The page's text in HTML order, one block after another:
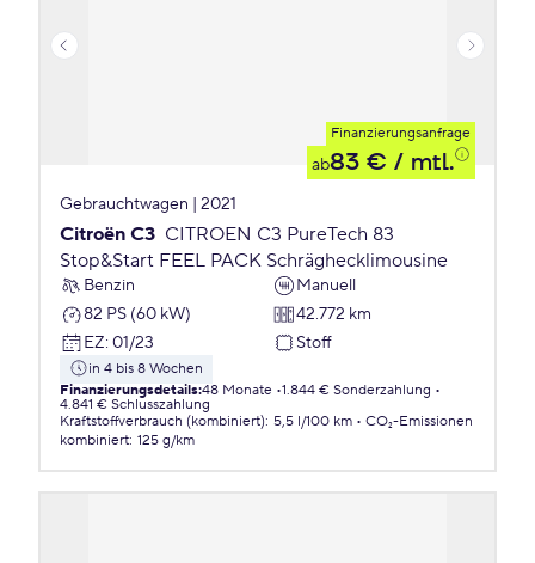
Finanzierungsanfrage
ab83 € / mtl.
Gebrauchtwagen | 2021
Citroën C3 CITROEN C3 PureTech 83
Stop&Start FEEL PACK Schräghecklimousine
Benzin
Manuell
82 PS (60 kW)
42.772 km
EZ: 01/23 Stoff
in 4 bis 8 Wochen
Finanzierungsdetails:48 Monate 1.844 € Sonderzahlung
4.841 € Schlusszahlung
Kraftstoffverbrauch (kombiniert): 5,5 l/100 km
CO₂-Emissionen
kombiniert: 125 g/km